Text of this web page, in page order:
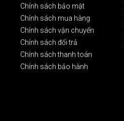
Chính sách bảo mật
Chính sách mua hàng
Chính sách vận chuyển
Chính sách đổi trả
Chính sách thanh toán
Chính sách bảo hành